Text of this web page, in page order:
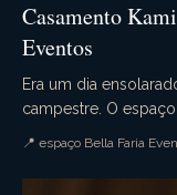
Casamento
Eventos
Era um dia
campestre. O
📍 espaço Bella Faria